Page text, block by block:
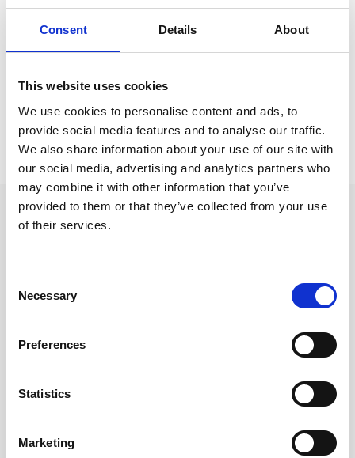
Consent Details About
This website uses cookies
We use cookies to personalise content and ads, to
provide social media features and to analyse our traffic.
We also share information about your use of our site with
our social media, advertising and analytics partners who
may combine it with other information that you’ve
provided to them or that they’ve collected from your use
of their services.
Selection
Necessary
Preferences
Statistics
Marketing
Konstnärsmaterial /Konstnärspennor
Visa fler(2 mer)
Prishistorik
Lägsta pris senaste 30 dagarna är 19 kr (2026-08-07)
Andra tittade även på
Stabilo 68/17 Fiberpenna
Stabilo Point 88/40 Röd